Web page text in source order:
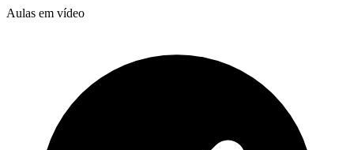
Aulas em vídeo